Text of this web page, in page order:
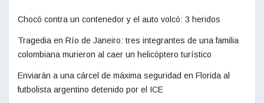
Chocó contra un contenedor y el auto volcó: 3 heridos
Tragedia en Río de Janeiro: tres integrantes de una familia
colombiana murieron al caer un helicóptero turístico
Enviarán a una cárcel de máxima seguridad en Florida al
futbolista argentino detenido por el ICE